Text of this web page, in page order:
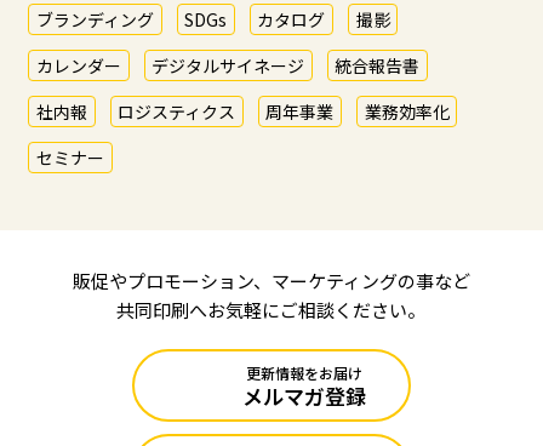
ブランディング
SDGs カタログ
撮影
カレンダー
デジタルサイネージ
統合報告書
社内報
ロジスティクス 周年事業
業務効率化
セミナー
販促やプロモーション、マーケティングの事など
共同印刷へお気軽にご相談ください。
更新情報をお届け
メルマガ登録